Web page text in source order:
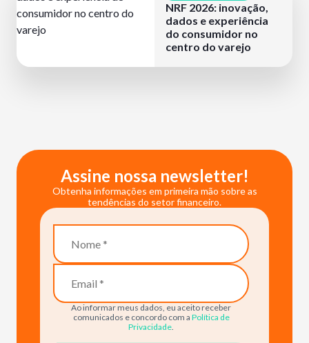
NRF 2026: inovação,
dados e experiência
do consumidor no
centro do varejo
Assine nossa newsletter!
Obtenha informações em primeira mão sobre as
tendências do setor financeiro.
Ao informar meus dados, eu aceito receber
comunicados e concordo com a Política de
Privacidade.